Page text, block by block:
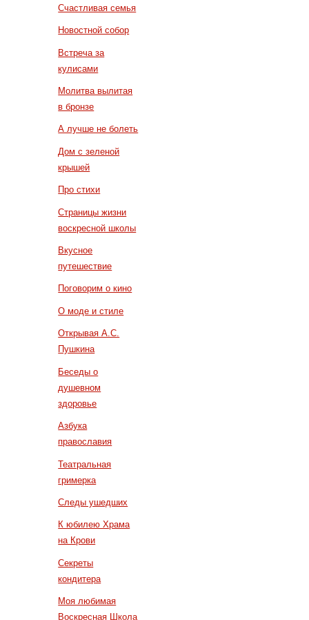
Счастливая семья
Новостной собор
Встреча за
кулисами
Молитва вылитая
в бронзе
А лучше не болеть
Дом с зеленой
крышей
Про стихи
Страницы жизни
воскресной школы
Вкусное
путешествие
Поговорим о кино
О моде и стиле
Открывая А.С.
Пушкина
Беседы о
душевном
здоровье
Азбука
православия
Театральная
гримерка
Следы ушедших
К юбилею Храма
на Крови
Секреты
кондитера
Моя любимая
Воскресная Школа